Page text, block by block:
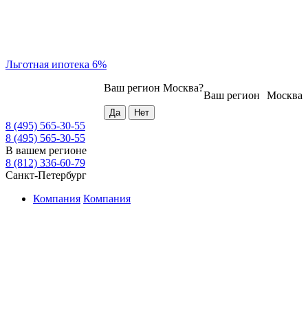
Льготная ипотека 6%
Москва
Ваш регион
Ваш регион Москва?
8 (495) 565-30-55
8 (495) 565-30-55
В вашем регионе
8 (812) 336-60-79
Санкт-Петербург
Компания Компания